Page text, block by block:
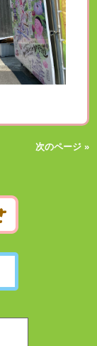
次のページ »